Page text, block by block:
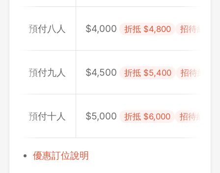
預付八人 $4,000 折抵 $4,800 招待紅酒
預付九人 $4,500 折抵 $5,400 招待紅酒
預付十人 $5,000 折抵 $6,000 招待紅酒
優惠訂位說明